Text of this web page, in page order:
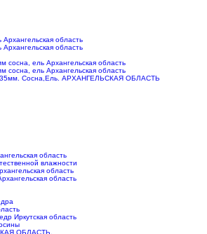
область
область
сосна, ель Архангельская область
сосна, ель Архангельская область
35мм. Сосна,Ель. АРХАНГЕЛЬСКАЯ ОБЛАСТЬ
область
влажности
область
область
Иркутская область
ОБЛАСТЬ.